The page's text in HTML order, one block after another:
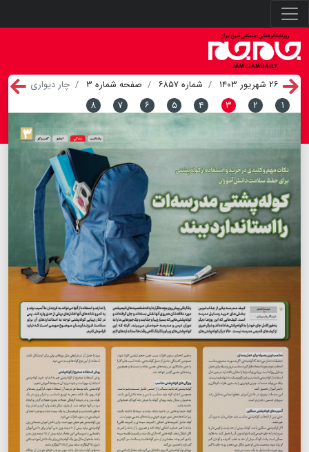
۲۶ شهریور ۱۴۰۳ شماره ۶۸۵۷ صفحه شماره ۳
چار دیواری
۱
۲ ۳ ۴ ۵ ۶ ۷ ۸